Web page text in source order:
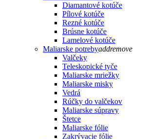
Diamantové kotúče
Pílové kotúče
Rezné kotúče
Brúsne kotúče
Lamelové kotúče
Maliarske potrebyaddremove
Valčeky
Teleskopické tyče
Maliarske mriežky
Maliarske misky
Vedrá
Rúčky do valčekov
Maliarske súpravy
Štetce
Maliarske fólie
Zakrývacie fólie